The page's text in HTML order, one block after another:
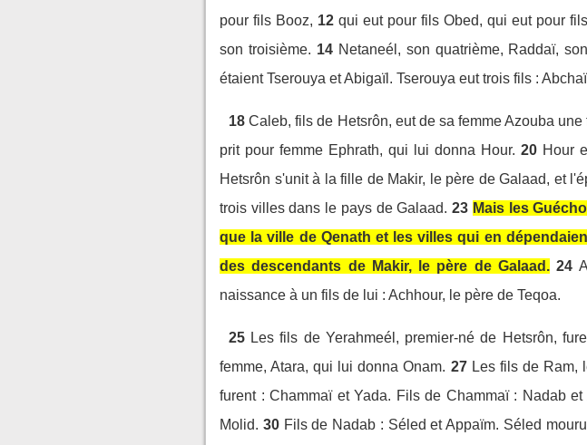
pour fils Booz, 12 qui eut pour fils Obed, qui eut pour
son troisième. 14 Netaneél, son quatrième, Raddaï,
étaient Tserouya et Abigaïl. Tserouya eut trois fils :
18 Caleb, fils de Hetsrôn, eut de sa femme Azouba
prit pour femme Ephrath, qui lui donna Hour. 20 Hour
Hetsrôn s'unit à la fille de Makir, le père de Galaad, et
trois villes dans le pays de Galaad. 23 Mais les
que la ville de Qenath et les villes qui en
des descendants de Makir, le père de Galaad. 24
naissance à un fils de lui : Achhour, le père de Teqoa.
25 Les fils de Yerahmeél, premier-né de Hetsrôn,
femme, Atara, qui lui donna Onam. 27 Les fils de Ram,
furent : Chammaï et Yada. Fils de Chammaï : Nadab et
Molid. 30 Fils de Nadab : Séled et Appaïm. Séled